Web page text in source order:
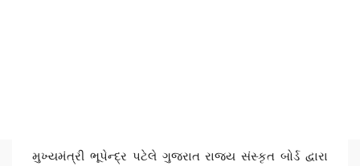
મુખ્યમંત્રી ભૂપેન્દ્ર પટેલે ગુજરાત રાજ્ય સંસ્કૃત બોર્ડ દ્વારા